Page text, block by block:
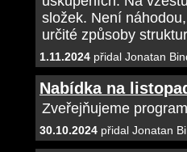
složek. Není
určité způsoby
1.11.2024 přidal Jonatan
Nabídka na
Zveřejňujeme
30.10.2024 přidal Jonatan